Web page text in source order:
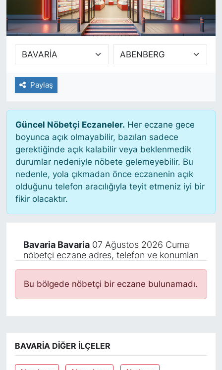
Paylaş
Güncel Nöbetçi Eczaneler. Her eczane gece
boyunca açık olmayabilir, bazıları sadece
gerektiğinde açık kalabilir veya beklenmedik
durumlar nedeniyle nöbete gelemeyebilir. Bu
nedenle, yola çıkmadan önce eczanenin açık
olduğunu telefon aracılığıyla teyit etmeniz iyi bir
fikir olacaktır.
Bavaria Bavaria07 Ağustos 2026 Cuma
nöbetçi eczane adres, telefon ve konumları
Bu bölgede nöbetçi bir eczane bulunamadı.
BAVARIA DIĞER İLÇELER
SİYASET
SAĞLIK